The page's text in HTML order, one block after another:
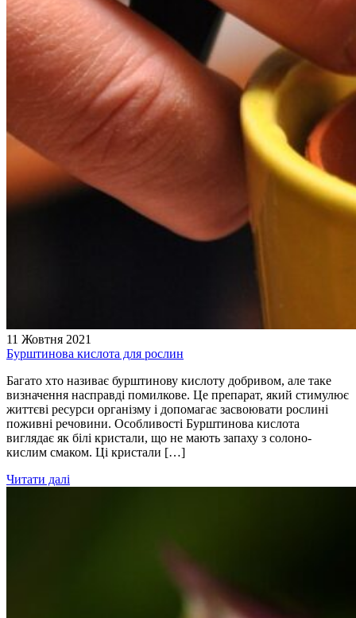
11 Жовтня 2021
Бурштинова кислота для рослин
Багато хто називає бурштинову кислоту добривом, але таке
визначення насправді помилкове. Це препарат, який стимулює
життєві ресурси організму і допомагає засвоювати рослині
поживні речовини. Особливості Бурштинова кислота
виглядає як білі кристали, що не мають запаху з солоно-
кислим смаком. Ці кристали […]
Читати далі